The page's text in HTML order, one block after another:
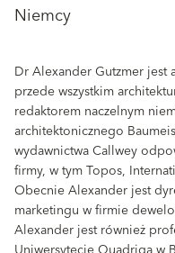
Niemcy
Dr Alexander Gutzmer jest
przede wszystkim
redaktorem naczelnym
architektonicznego
wydawnictwa Callwey
firmy, w tym Topos,
Obecnie Alexander jest
marketingu w firmie
Alexander jest również